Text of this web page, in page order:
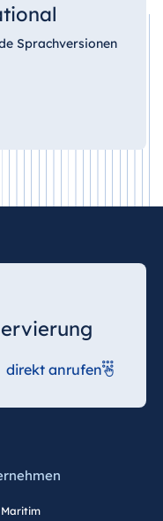
Sprachversionen
direkt anrufen